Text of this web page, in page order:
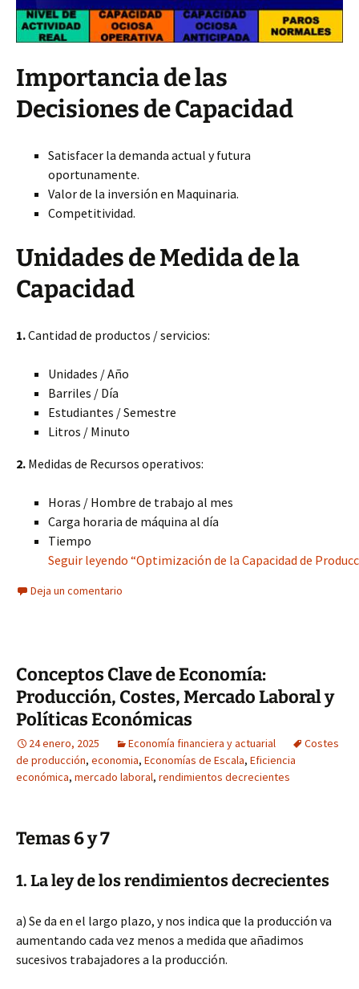
Importancia de las
Decisiones de Capacidad
Satisfacer la demanda actual y futura
oportunamente.
Valor de la inversión en Maquinaria.
Competitividad.
Unidades de Medida de la
Capacidad
1.Cantidad de productos / servicios:
Unidades / Año
Barriles / Día
Estudiantes / Semestre
Litros / Minuto
2. Medidas de Recursos operativos:
Horas / Hombre de trabajo al mes
Carga horaria de máquina al día
Tiempo
Seguir leyendo “Optimización de la Capacidad de
Deja un comentario
Conceptos Clave de Economía:
Producción, Costes, Mercado Laboral y
Políticas Económicas
24 enero, 2025 Economía financiera y actuarial
Costes
de producción, economia, Economías de Escala, Eficiencia
económica, mercado laboral, rendimientos decrecientes
Temas 6 y 7
1. La ley de los rendimientos decrecientes
a) Se da en el largo plazo, y nos indica que la producción va
aumentando cada vez menos a medida que añadimos
sucesivos trabajadores a la producción.